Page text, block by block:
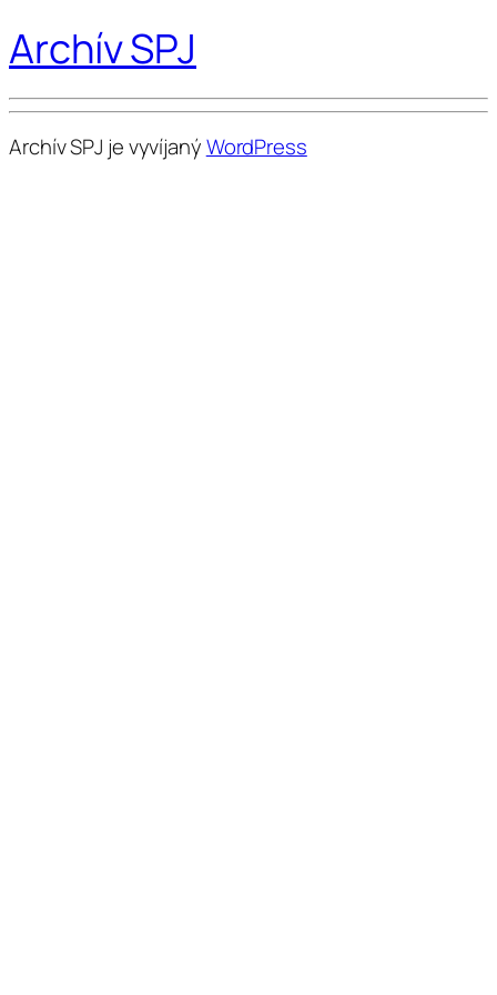
Archív SPJ
Archív SPJ je vyvíjanýWordPress